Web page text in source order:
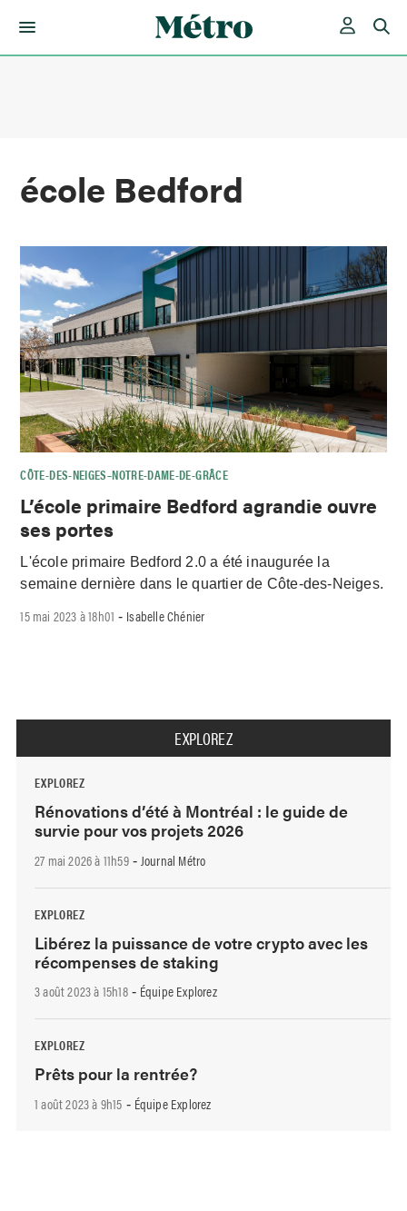
école Bedford
CÔTE-DES-NEIGES–NOTRE-DAME-DE-GRÂCE
L’école primaire Bedford agrandie ouvre
ses portes
L'école primaire Bedford 2.0 a été inaugurée la
semaine dernière dans le quartier de Côte-des-Neiges.
15 mai 2023 à 18h01 - Isabelle Chénier
EXPLOREZ
EXPLOREZ
Rénovations d’été à Montréal : le guide de
survie pour vos projets 2026
27 mai 2026 à 11h59- Journal Métro
EXPLOREZ
Libérez la puissance de votre crypto avec les
récompenses de staking
3 août 2023 à 15h18- Équipe Explorez
EXPLOREZ
Prêts pour la rentrée?
1 août 2023 à 9h15 - Équipe Explorez